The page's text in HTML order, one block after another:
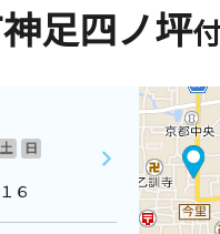
足四ノ坪
土
日
６